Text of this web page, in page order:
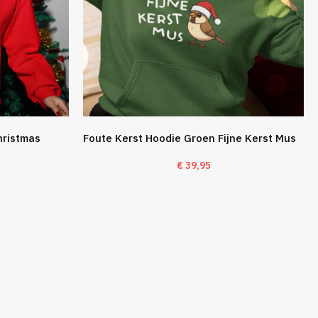
Foute Kerst Hoodie Groen Fijne Kerst Mus
€39,95